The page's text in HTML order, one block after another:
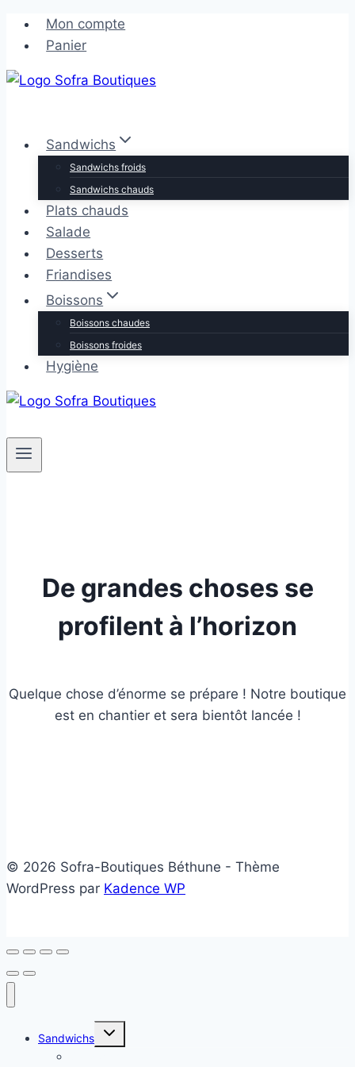
Aller
contenu
Aller
contenu
Mon compte
Panier
Sandwichs
Sandwichs froids
Sandwichs chauds
Plats chauds
Salade
Desserts
Friandises
Boissons
Boissons chaudes
Boissons froides
Hygiène
De grandes choses se
profilent à l’horizon
Quelque chose d’énorme se prépare ! Notre boutique
est en chantier et sera bientôt lancée !
© 2026 Sofra-Boutiques Béthune - Thème
WordPress par Kadence WP
Sandwichs
Ouvrir/fermer